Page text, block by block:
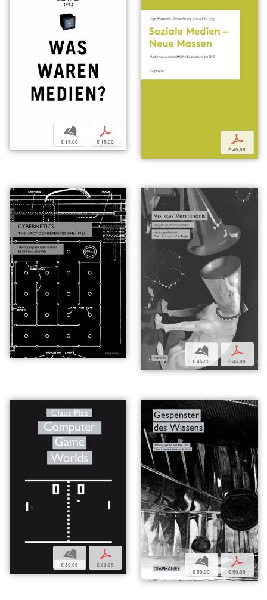
b
€ 15,00
p
€ 15,00 p
€ 49,95
b
€ 45,00
p
€ 45,00
b
€ 39,95
p
€ 39,95 b
€ 50,00
p
€ 50,00